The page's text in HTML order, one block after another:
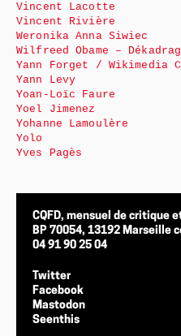
Vincent Lacotte
Vincent Rivière
Weronika Anna Siwiec
Wilfreed Obame –
Yann Forget / Wikimedia
Yann Levy
Yoan-Loïc Faure
Yoel Jimenez
Yohanne Lamoulère
Yolo
Yves Pagès
CQFD, mensuel de critique
BP 70054, 13192 Marseille
04 91 90 25 04
Twitter
Facebook
Mastodon
Seenthis